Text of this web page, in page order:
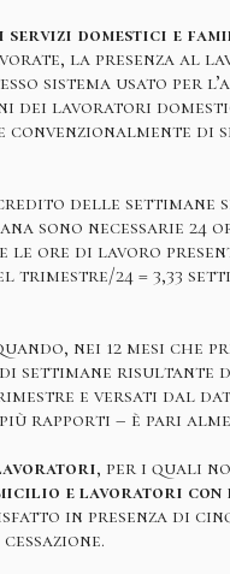
domestici e
la presenza al
sistema usato
dei lavoratori
di
delle
sono necessarie 24
ore di lavoro
trimestre/24 = 3,33
nei 12 mesi che
settimane
e versati dal
rapporti – è pari
, per i quali
e lavoratori
in presenza di